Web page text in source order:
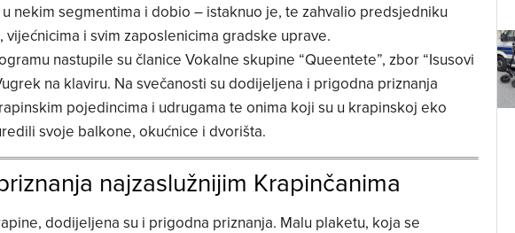
nekim segmentima i dobio – istaknuo je, te zahvalio predsjedniku
vijećnicima i svim zaposlenicima gradske uprave.
nastupile su članice Vokalne skupine “Queentete”, zbor “Isusovi
na klaviru. Na svečanosti su dodijeljena i prigodna priznanja
pojedincima i udrugama te onima koji su u krapinskoj eko
svoje balkone, okućnice i dvorišta.
najzaslužnijim Krapinčanima
dodijeljena su i prigodna priznanja. Malu plaketu, koja se